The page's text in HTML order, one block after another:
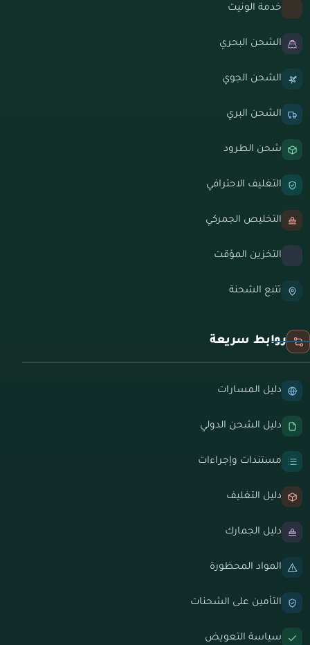
خدمة الونيت
الشحن البحري
الشحن الجوي
الشحن البري
شحن الطرود
التغليف الاحترافي
التخليص الجمركي
التخزين المؤقت
تتبع الشحنة
روابط سريعة
دليل المسارات
دليل الشحن الدولي
مستندات وإجراءات
دليل التغليف
دليل الجمارك
المواد المحظورة
التأمين على الشحنات
سياسة التعويض